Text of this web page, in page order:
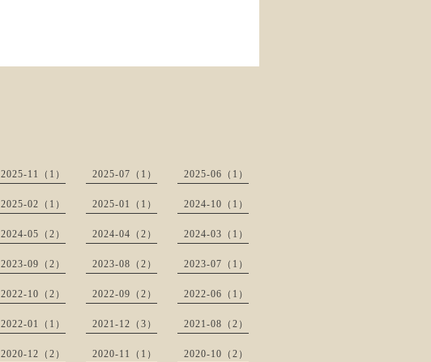
2025-11（1） 2025-07（1） 2025-06（1）
2025-02（1） 2025-01（1） 2024-10（1）
2024-05（2） 2024-04（2） 2024-03（1）
2023-09（2） 2023-08（2） 2023-07（1）
2022-10（2） 2022-09（2） 2022-06（1）
2022-01（1） 2021-12（3） 2021-08（2）
2020-12（2） 2020-11（1） 2020-10（2）